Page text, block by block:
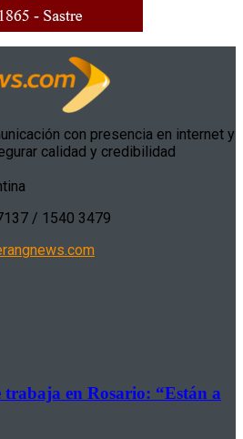
con presencia en internet y
calidad y credibilidad
/ 1540 3479
trabaja en Rosario: “Están a